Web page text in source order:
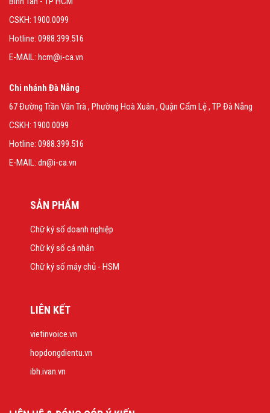
CSKH: 1900.0099
Hotline: 0988.399.516
E-MAIL: hcm@i-ca.vn
Chi nhánh Đà Nẵng
67 Đường Trần Văn Trà , Phường Hoà Xuân , Quận Cẩm Lệ , TP Đà Nẵng
CSKH: 1900.0099
Hotline: 0988.399.516
E-MAIL: dn@i-ca.vn
SẢN PHẨM
Chữ ký số doanh nghiệp
Chữ ký số cá nhân
Chữ ký số máy chủ - HSM
LIÊN KẾT
vietinvoice.vn
hopdongdientu.vn
ibh.ivan.vn